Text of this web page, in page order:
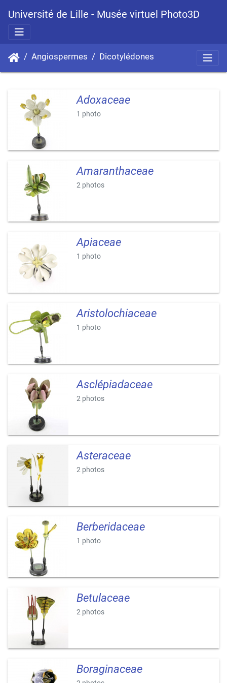
Université de Lille - Musée virtuel Photo3D
Angiospermes Dicotylédones
Adoxaceae
1 photo
Amaranthaceae
2 photos
Apiaceae
1 photo
Aristolochiaceae
1 photo
Asclépiadaceae
2 photos
Asteraceae
2 photos
Berberidaceae
1 photo
Betulaceae
2 photos
Boraginaceae